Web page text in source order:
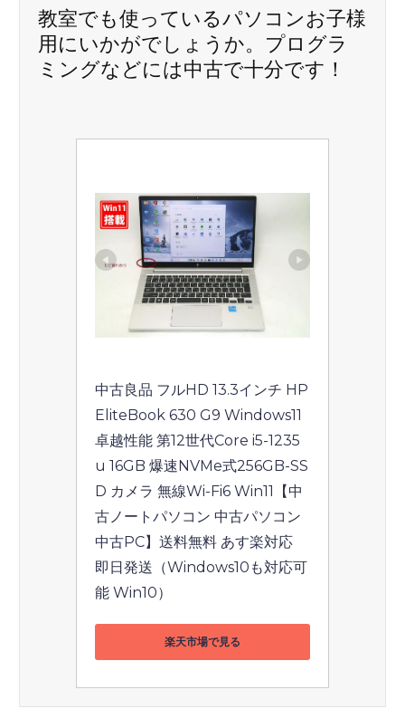
ン
教室でも使っているパソコンお子様
用にいかがでしょうか。プログラ
ミングなどには中古で十分です！
中古良品 フルHD 13.3インチ HP
EliteBook 630 G9 Windows11
卓越性能 第12世代Core i5-1235
u 16GB 爆速NVMe式256GB-SS
D カメラ 無線Wi-Fi6 Win11【中
古ノートパソコン 中古パソコン
中古PC】送料無料 あす楽対応
即日発送（Windows10も対応可
能 Win10）
楽天市場で見る